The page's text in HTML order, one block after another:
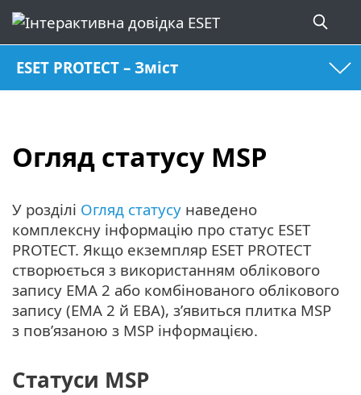
ESET PROTECT – Зміст
Огляд статусу MSP
У розділі Огляд статусу наведено
комплексну інформацію про статус ESET
PROTECT. Якщо екземпляр ESET PROTECT
створюється з використанням облікового
запису EMA 2 або комбінованого облікового
запису (EMA 2 й EBA), з’явиться плитка MSP
з пов’язаною з MSP інформацією.
Статуси MSP